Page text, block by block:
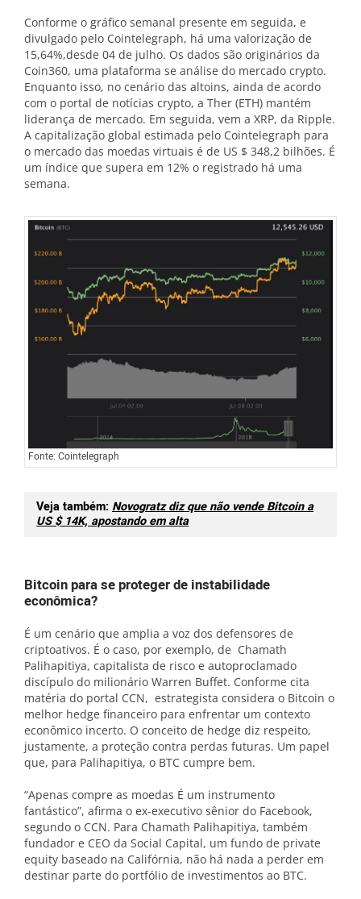
Conforme o gráfico semanal presente em seguida, e
divulgado pelo Cointelegraph, há uma valorização de
15,64%,desde 04 de julho. Os dados são originários da
Coin360, uma plataforma se análise do mercado crypto.
Enquanto isso, no cenário das altoins, ainda de acordo
com o portal de notícias crypto, a Ther (ETH) mantém
liderança de mercado. Em seguida, vem a XRP, da Ripple.
A capitalização global estimada pelo Cointelegraph para
o mercado das moedas virtuais é de US $ 348,2 bilhões. É
um índice que supera em 12% o registrado há uma
semana.
Fonte: Cointelegraph
Veja também:Novogratz diz que não vende Bitcoin a
US $ 14K, apostando em alta
Bitcoin para se proteger de instabilidade
econômica?
É um cenário que amplia a voz dos defensores de
criptoativos. É o caso, por exemplo, de Chamath
Palihapitiya, capitalista de risco e autoproclamado
discípulo do milionário Warren Buffet. Conforme cita
matéria do portal CCN, estrategista considera o Bitcoin o
melhor hedge financeiro para enfrentar um contexto
econômico incerto. O conceito de hedge diz respeito,
justamente, a proteção contra perdas futuras. Um papel
que, para Palihapitiya, o BTC cumpre bem.
“Apenas compre as moedas É um instrumento
fantástico”, afirma o ex-executivo sênior do Facebook,
segundo o CCN. Para Chamath Palihapitiya, também
fundador e CEO da Social Capital, um fundo de private
equity baseado na Califórnia, não há nada a perder em
destinar parte do portfólio de investimentos ao BTC.